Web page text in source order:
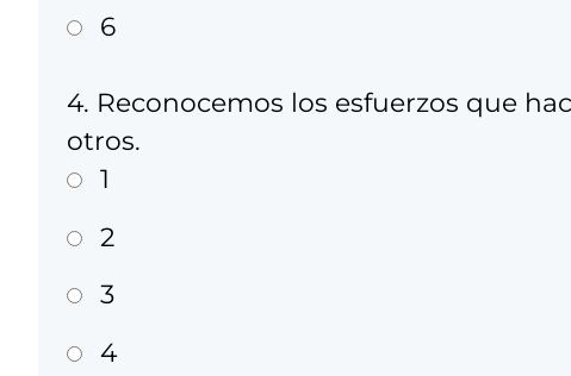
6
4. Reconocemos los esfuerzos que
otros.
1
2
3
4